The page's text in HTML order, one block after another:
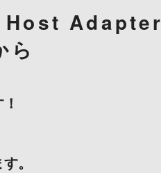
Host Adapter
ら
。